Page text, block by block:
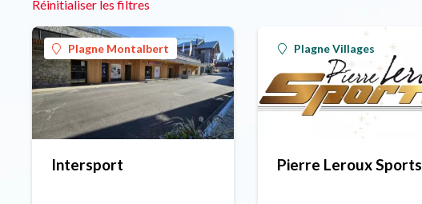
Réinitialiser les filtres
Plagne Montalbert
Intersport
Plagne Villages
Pierre Leroux Sports